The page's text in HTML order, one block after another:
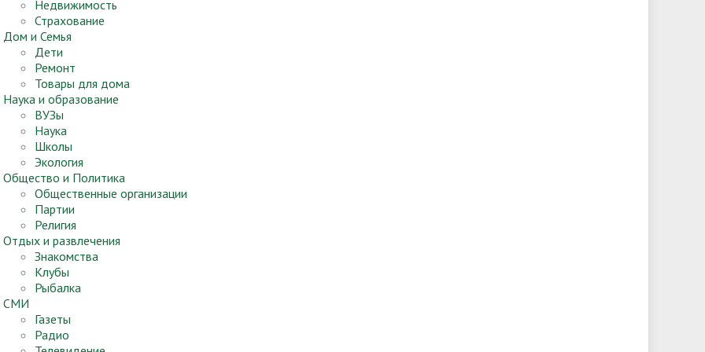
Недвижимость
Страхование
Дом и Семья
Дети
Ремонт
Товары для дома
Наука и образование
ВУЗы
Наука
Школы
Экология
Общество и Политика
Общественные организации
Партии
Религия
Отдых и развлечения
Знакомства
Клубы
Рыбалка
СМИ
Газеты
Радио